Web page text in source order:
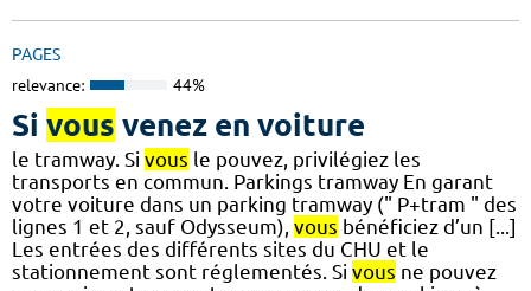
PAGES
relevance: 44%
Si vous venez en voiture
le tramway. Si vous le pouvez, privilégiez les
transports en commun. Parkings tramway En garant
votre voiture dans un parking tramway (" P+tram " des
lignes 1 et 2, sauf Odysseum), vous bénéficiez d’un [...]
Les entrées des différents sites du CHU et le
stationnement sont réglementés. Si vous ne pouvez